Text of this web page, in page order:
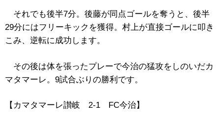
それでも後半7分。後藤が同点ゴールを奪うと、後半
29分にはフリーキックを獲得。村上が直接ゴールに叩き
こみ、逆転に成功します。
その後は体を張ったプレーで今治の猛攻をしのいだカ
マタマーレ。9試合ぶりの勝利です。
【カマタマーレ讃岐 2‐1 FC今治】